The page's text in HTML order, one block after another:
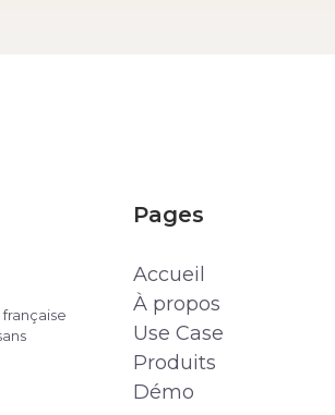
Pages
Accueil
À propos
Use Case
Produits
Démo